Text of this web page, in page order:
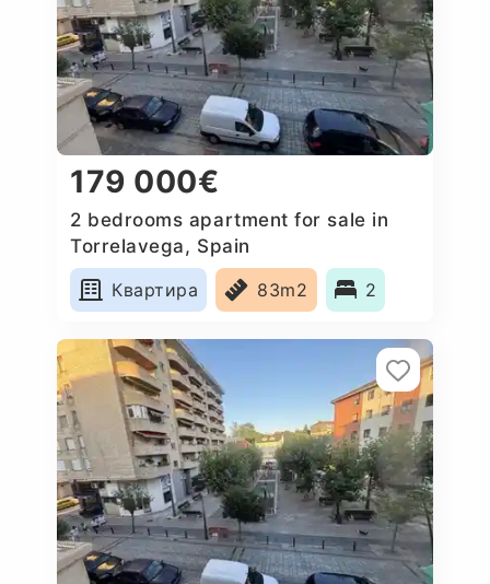
179 000€
2 bedrooms apartment for sale in
Torrelavega, Spain
Квартира
83m2 2